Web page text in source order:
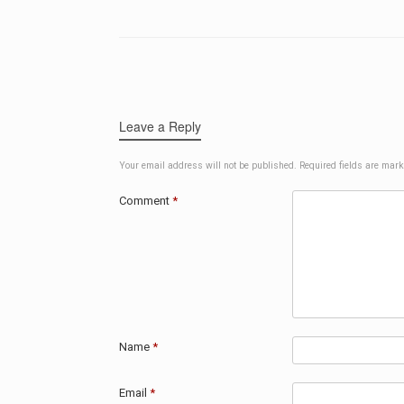
Leave a Reply
Your email address will not be published. Required fields are
Comment *
Name *
Email *